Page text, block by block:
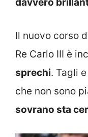
davvero
Il nuovo corso
Re Carlo III è
sprechi. Tagli
che non sono
sovrano sta